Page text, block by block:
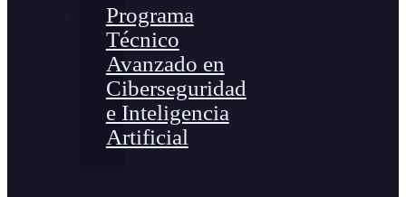
Programa
Técnico
Avanzado en
Ciberseguridad
e Inteligencia
Artificial